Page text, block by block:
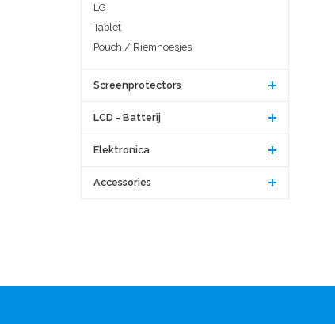
LG
Tablet
Pouch / Riemhoesjes
Screenprotectors
LCD - Batterij
Elektronica
Accessories